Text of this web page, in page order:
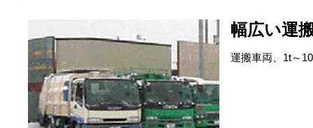
幅広い運
運搬車両、1t～